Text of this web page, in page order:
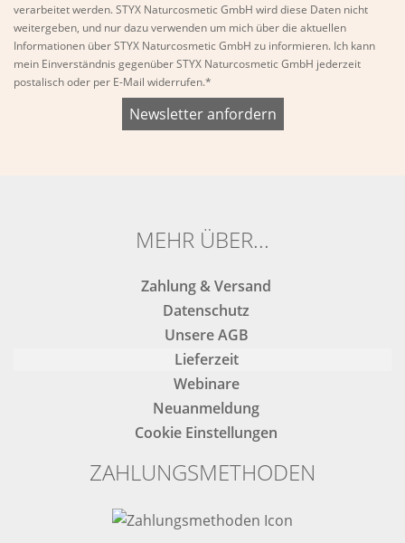
verarbeitet werden. STYX Naturcosmetic GmbH wird diese Daten nicht
weitergeben, und nur dazu verwenden um mich über die aktuellen
Informationen über STYX Naturcosmetic GmbH zu informieren. Ich kann
mein Einverständnis gegenüber STYX Naturcosmetic GmbH jederzeit
postalisch oder per E-Mail widerrufen.*
MEHR ÜBER...
Zahlung & Versand
Datenschutz
Unsere AGB
Lieferzeit
Webinare
Neuanmeldung
Cookie Einstellungen
ZAHLUNGSMETHODEN